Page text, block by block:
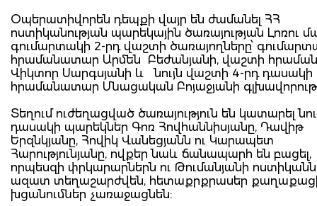
Օպերատիվորեն դեպքի վայր են ժամանել ՀՀ
ոստիկանության պարեկային ծառայության Լոռու
գումարտակի 2-րդ վաշտի ծառայողները՝
հրամանատար Արմեն Բեժանյանի, վաշտի
Վիկտոր Սարգսյանի և նույն վաշտի 4-րդ դասակի
հրամանատար Մնացական Բոյաջյանի
Տեղում ուժեղացված ծառայություն են կատարել
դասակի պարեկներ Գոռ Հովհաննիսյանը, Դավիթ
Երզնկյանը, Հովիկ Վանեցյանն ու Կարապետ
Հարությունյանը, ովքեր նաև ճանապարհ են բացել,
որպեսզի փրկարարներն ու Թումանյանի
ազատ տեղաշարժվեն, հետաքրքրասեր
խցանումներ չառաջացնեն: